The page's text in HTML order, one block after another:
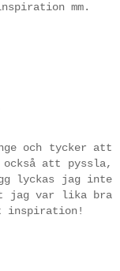
mm.
och tycker att
att pyssla,
lyckas jag inte
jag var lika bra
inspiration!